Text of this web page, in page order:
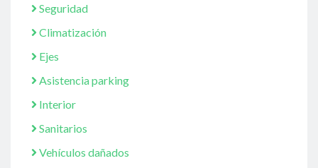
Seguridad
Climatización
Ejes
Asistencia parking
Interior
Sanitarios
Vehículos dañados